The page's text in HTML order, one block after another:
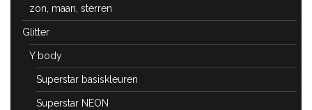
zon, maan, sterren
Glitter
Y body
Superstar basiskleuren
Superstar NEON